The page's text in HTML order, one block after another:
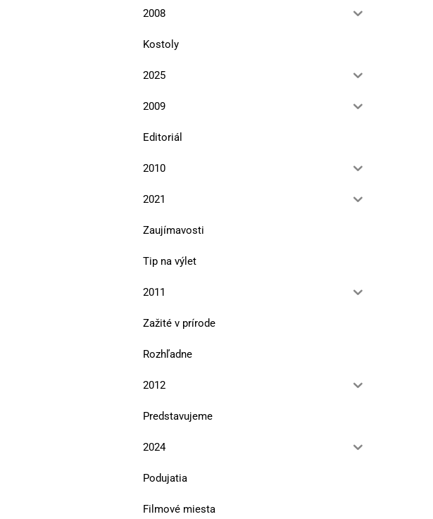
2008
Kostoly
2025
2009
Editoriál
2010
2021
Zaujímavosti
Tip na výlet
2011
Zažité v prírode
Rozhľadne
2012
Predstavujeme
2024
Podujatia
Filmové miesta